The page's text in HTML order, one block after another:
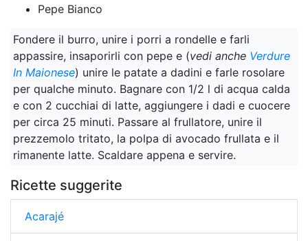
Pepe Bianco
Fondere il burro, unire i porri a rondelle e farli
appassire, insaporirli con pepe e (vedi anche Verdure
In Maionese) unire le patate a dadini e farle rosolare
per qualche minuto. Bagnare con 1/2 l di acqua calda
e con 2 cucchiai di latte, aggiungere i dadi e cuocere
per circa 25 minuti. Passare al frullatore, unire il
prezzemolo tritato, la polpa di avocado frullata e il
rimanente latte. Scaldare appena e servire.
Ricette suggerite
Acarajé